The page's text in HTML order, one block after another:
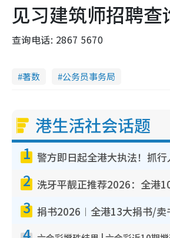
见习建筑师招聘查
查询电话: 2867 5670
著数 公务员事务局
港生活社会话题
1
2
3